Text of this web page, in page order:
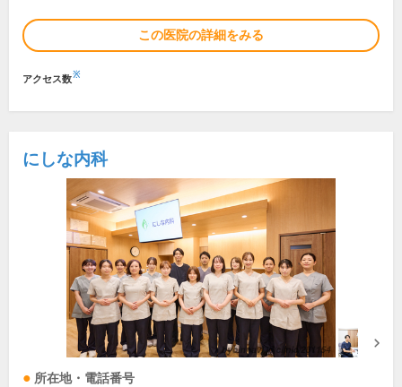
この医院の詳細をみる
アクセス数※
にしな内科
所在地・電話番号